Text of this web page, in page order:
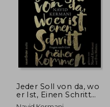
45%
dcto. $ 26.20
Jeder Soll von da, wo
er Ist, Einen Schritt
Näher Kommen: